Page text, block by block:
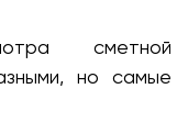
сметной
но самые